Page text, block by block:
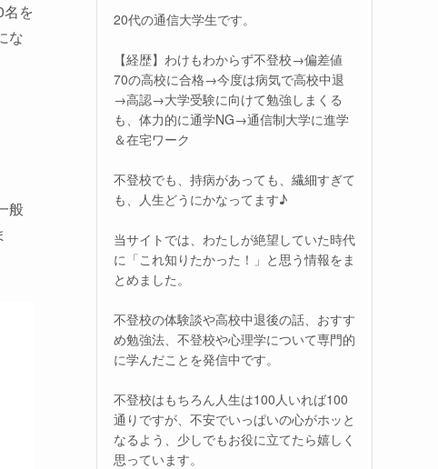
を
な
般
20代の通信大学生です。
【経歴】わけもわからず不登校→偏差値
70の高校に合格→今度は病気で高校中退
→高認→大学受験に向けて勉強しまくる
も、体力的に通学NG→通信制大学に進学
＆在宅ワーク
不登校でも、持病があっても、繊細すぎて
も、人生どうにかなってます♪
当サイトでは、わたしが絶望していた時代
に「これ知りたかった！」と思う情報をま
とめました。
不登校の体験談や高校中退後の話、おすす
め勉強法、不登校や心理学について専門的
に学んだことを発信中です。
不登校はもちろん人生は100人いれば100
通りですが、不安でいっぱいの心がホッと
なるよう、少しでもお役に立てたら嬉しく
思っています。